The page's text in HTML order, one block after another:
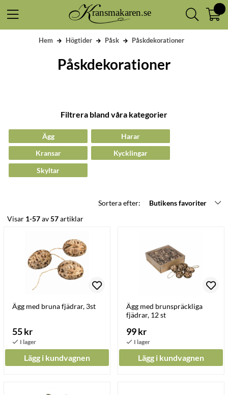
Hem Högtider Påsk Påskdekorationer
Påskdekorationer
Filtrera bland våra kategorier
Ägg
Harar
Kransar
Kycklingar
Skyltar
Sortera efter:
Butikens favoriter
Visar 1-57av57artiklar
Ägg med bruna fjädrar, 3st
55 kr
Lägg i kundvagnen
Ägg med brunspräckliga
fjädrar, 12 st
99 kr
Lägg i kundvagnen